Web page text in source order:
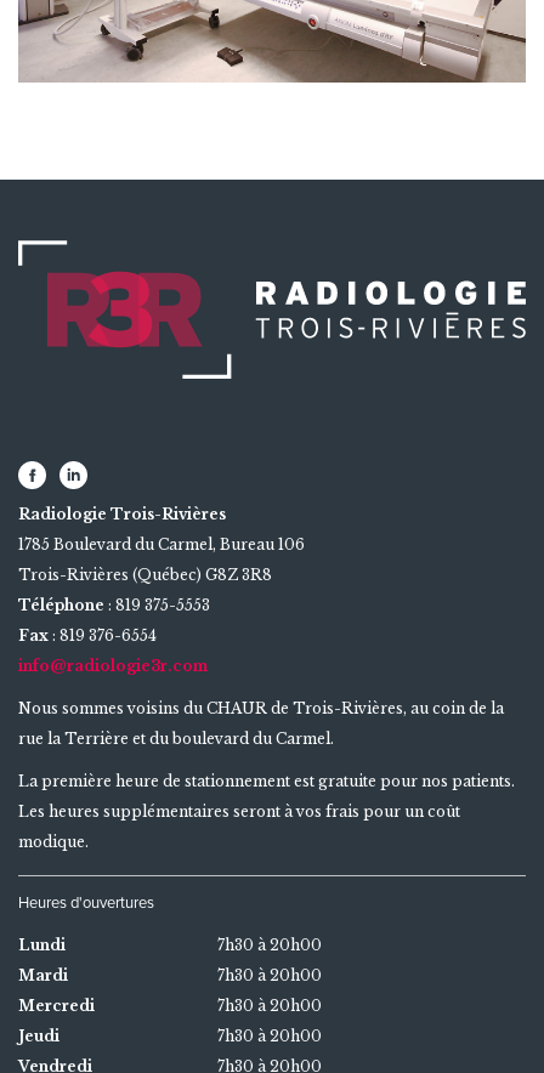
Radiologie Trois-Rivières
1785 Boulevard du Carmel, Bureau 106
Trois-­Rivières (Québec) G8Z 3R8
Téléphone : 819 375-5553
Fax : 819 376-6554
info@radiologie3r.com
Nous sommes voisins du CHAUR de Trois-Rivières, au coin de la
rue la Terrière et du boulevard du Carmel.
La première heure de stationnement est gratuite pour nos patients.
Les heures supplémentaires seront à vos frais pour un coût
modique.
Heures d'ouvertures
Lundi
7h30 à 20h00
Mardi
7h30 à 20h00
Mercredi
7h30 à 20h00
Jeudi
7h30 à 20h00
Vendredi
7h30 à 20h00